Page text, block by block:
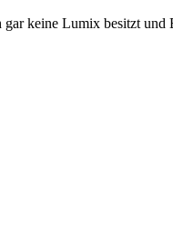
keine Lumix besitzt